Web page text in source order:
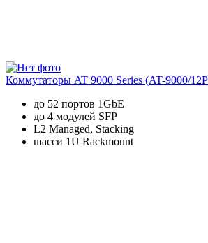
Коммутаторы AT 9000 Series (AT-9000/
до 52 портов 1GbE
до 4 модулей SFP
L2 Managed, Stacking
шасси 1U Rackmount